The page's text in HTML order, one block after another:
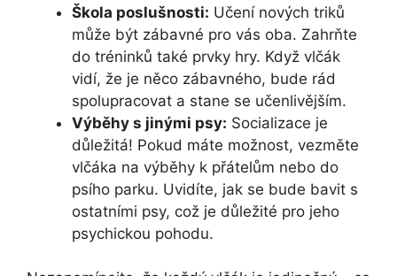
Škola poslušnosti: Učení nových triků
může být zábavné pro vás oba. Zahrňte
do tréninků také prvky hry. Když vlčák
vidí, že je něco zábavného, bude rád
spolupracovat a stane se učenlivějším.
Výběhy s jinými psy: Socializace je
důležitá! Pokud máte možnost, vezměte
vlčáka na výběhy k přátelům nebo do
psího parku. Uvidíte, jak se bude bavit s
ostatními psy, což je důležité pro jeho
psychickou pohodu.